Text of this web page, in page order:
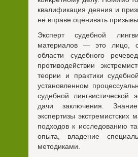
квалификация деяния и
не вправе оценивать
Эксперт судебной
материалов — это лицо,
области судебного
противодействии
теории и практики
установленном
судебной лингвистической
дачи заключения.
экспертизы экстремистских
подходов к исследованию
опыта, владение
методиками.